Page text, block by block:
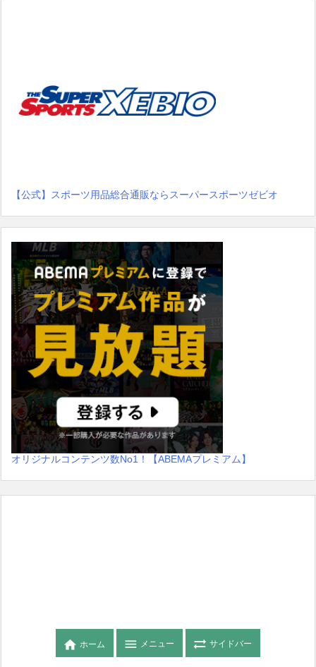
【公式】スポーツ用品総合通販ならスーパースポーツゼビオ
オリジナルコンテンツ数No1！【ABEMAプレミアム】
 ホーム  メニュー  サイドバー